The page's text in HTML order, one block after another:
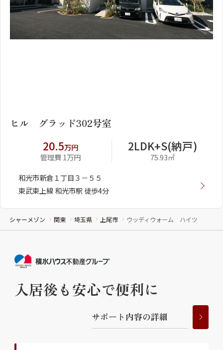
ヒル グラッド302号室
20.5万円
管理費 1万円
2LDK+S(納戸)
75.93㎡
和光市新倉１丁目３－５５
東武東上線 和光市駅 徒歩4分
シャーメゾン 関東 埼玉県 上尾市 ウッディウォーム ハイツ
入居後も安心で便利に
サポー ト 内容の詳細